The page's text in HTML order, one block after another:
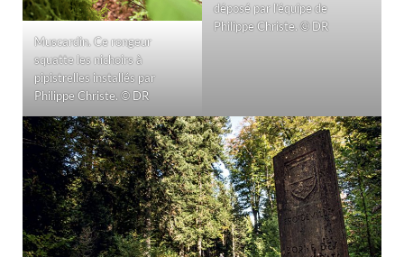
Muscardin. Ce rongeur
squatte les nichoirs à
pipistrelles installés par
Philippe Christe. © DR
déposé par l’équipe de
Philippe Christe. © DR